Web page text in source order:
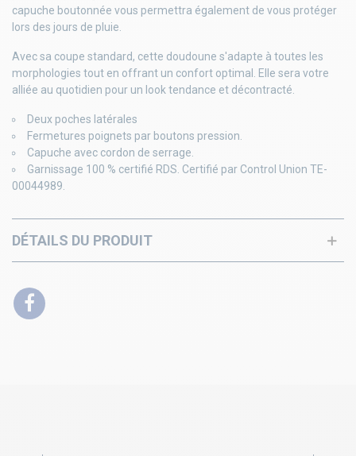
capuche boutonnée vous permettra également de vous protéger
lors des jours de pluie.
Avec sa coupe standard, cette doudoune s'adapte à toutes les
morphologies tout en offrant un confort optimal. Elle sera votre
alliée au quotidien pour un look tendance et décontracté.
Deux poches latérales
Fermetures poignets par boutons pression.
Capuche avec cordon de serrage.
Garnissage 100 % certifié RDS. Certifié par Control Union TE-
00044989.
DÉTAILS DU PRODUIT